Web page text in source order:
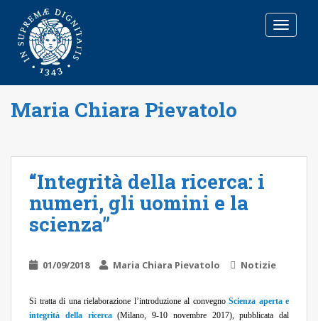
T
O
L
I
Maria Chiara Pievatolo
“Integrità della ricerca: i
numeri, gli uomini e la
scienza”
01/09/2018 Maria Chiara Pievatolo Notizie
Si tratta di una rielaborazione l’introduzione al convegno Scienza aperta e
integrità della ricerca(Milano, 9-10 novembre 2017), pubblicata dal